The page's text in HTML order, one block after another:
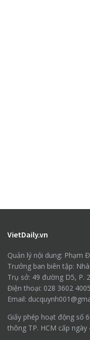
VietDaily.vn
Quản lý nội dung: Phạm
Trưởng ban biên tập:
Trụ sở: 49 đường D5, P.
Điện thoại: 028 3602
Email:
Giấy phép hoạt động số
thông TP. HCM cấp ngày